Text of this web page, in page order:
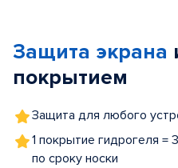
5
Защита экрана
покрытием
Защита для любого
1 покрытие гидрогеля =
по сроку носки